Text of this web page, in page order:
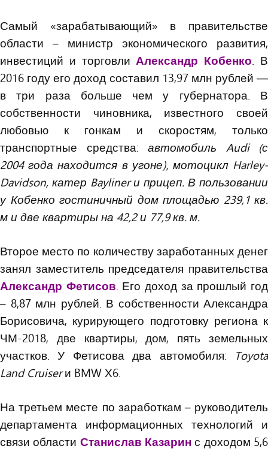
Самый «зарабатывающий» в правительстве
области – министр экономического развития,
инвестиций и торговлиАлександр Кобенко. В
2016 году его доход составил 13,97 млн рублей —
в три раза больше чем у губернатора. В
собственности чиновника, известного своей
любовью к гонкам и скоростям, только
транспортные средства: автомобиль Audi (с
2004 года находится в угоне), мотоцикл Harley-
Davidson, катер Bayliner и прицеп. В пользовании
у Кобенко гостиничный дом площадью 239,1 кв.
м и две квартиры на 42,2 и 77,9 кв. м.
Второе место по количеству заработанных денег
занял заместитель председателя правительства
Александр Фетисов. Его доход за прошлый год
– 8,87 млн рублей. В собственности Александра
Борисовича, курирующего подготовку региона к
ЧМ-2018, две квартиры, дом, пять земельных
участков. У Фетисова два автомобиля:
Toyota
Land Cruiserи BMW Х6.
На третьем месте по заработкам – руководитель
департамента информационных технологий и
связи области Станислав Казаринс доходом 5,6